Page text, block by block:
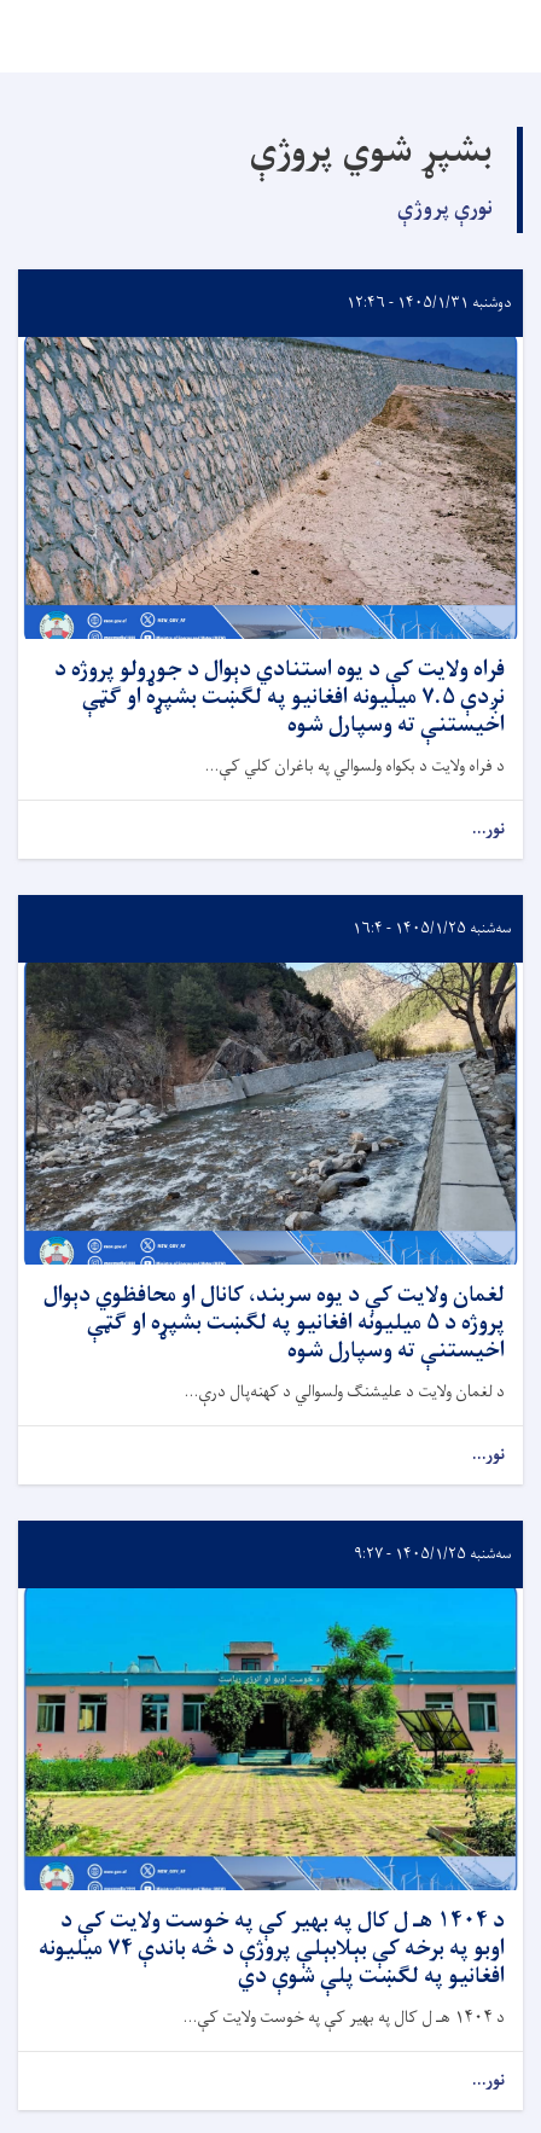
بشپړ شوي پروژې
نورې پروژې
دوشنبه ۱۴۰۵/۱/۳۱ - ۱۲:۴۶
فراه ولایت کې د یوه استنادي دېوال د جوړولو پروژه د
نږدې ۷.۵ میلیونه افغانیو په لګښت بشپړه او ګټې
اخیستنې ته وسپارل شوه
د فراه ولایت د بکواه ولسوالي په باغران کلي کې...
نور...
سه‌شنبه ۱۴۰۵/۱/۲۵ - ۱۶:۴
لغمان ولایت کې د یوه سربند، کانال او محافظوي دېوال
پروژه د ۵ میلیونه افغانیو په لګښت بشپړه او ګټې
اخیستنې ته وسپارل شوه
د لغمان ولایت د علیشنګ ولسوالي د کهنه‌پال درې...
نور...
سه‌شنبه ۱۴۰۵/۱/۲۵ - ۹:۲۷
د ۱۴۰۴ هـ ل کال په بهیر کې په خوست ولایت کې د
اوبو په برخه کې بېلابېلې پروژې د څه باندې ۷۴ میلیونه
افغانیو په لګښت پلې شوې دي
د ۱۴۰۴ هـ ل کال په بهیر کې په خوست ولایت کې...
نور...